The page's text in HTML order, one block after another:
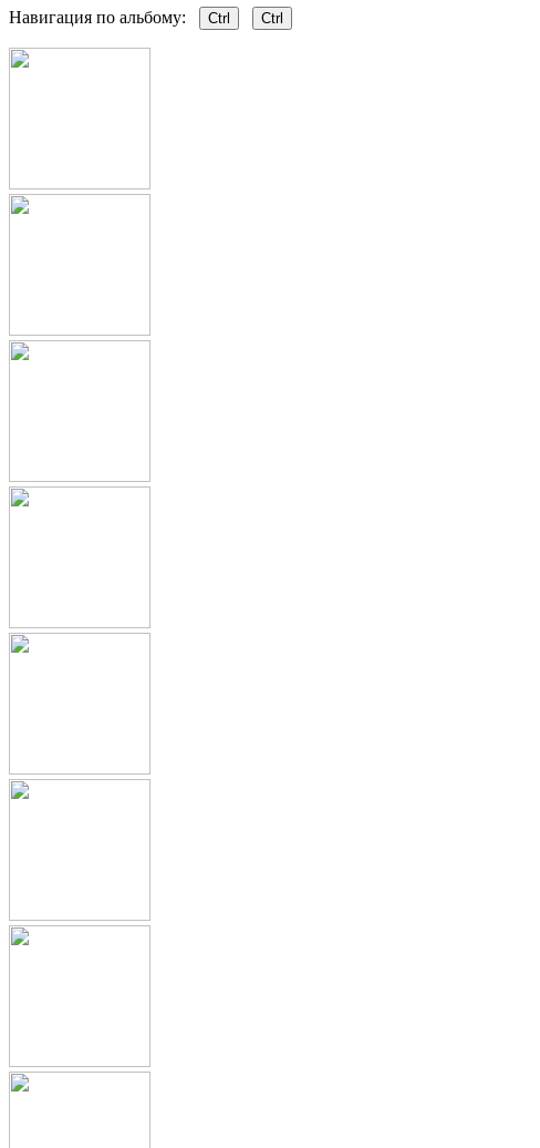
Навигация по альбому: Ctrl Ctrl